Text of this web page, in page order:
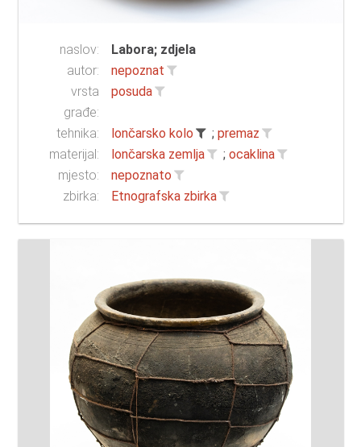
naslov:
Labora; zdjela
autor:
nepoznat
vrsta
građe:
posuda
tehnika: lončarsko kolo ; premaz
materijal:
lončarska zemlja ; ocaklina
mjesto:
nepoznato
zbirka:
Etnografska zbirka